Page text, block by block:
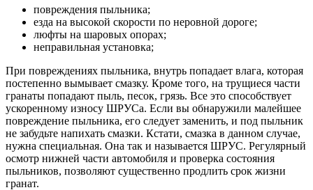
повреждения пыльника;
езда на высокой скорости по неровной дороге;
люфты на шаровых опорах;
неправильная установка;
При повреждениях пыльника, внутрь попадает влага, которая
постепенно вымывает смазку. Кроме того, на трущиеся части
гранаты попадают пыль, песок, грязь. Все это способствует
ускоренному износу ШРУСа. Если вы обнаружили малейшее
повреждение пыльника, его следует заменить, и под пыльник
не забудьте напихать смазки. Кстати, смазка в данном случае,
нужна специальная. Она так и называется ШРУС. Регулярный
осмотр нижней части автомобиля и проверка состояния
пыльников, позволяют существенно продлить срок жизни
гранат.